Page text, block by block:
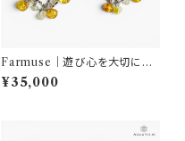
Farmuse｜遊び心を大切に｜
天然石ベジピアス ホワイトコ
ーン＆イエローコーン｜一点物
¥35,000